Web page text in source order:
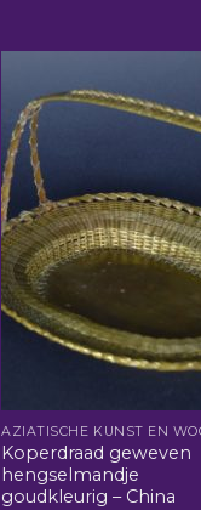
Koperdraad geweven
hengselmandje
goudkleurig – China